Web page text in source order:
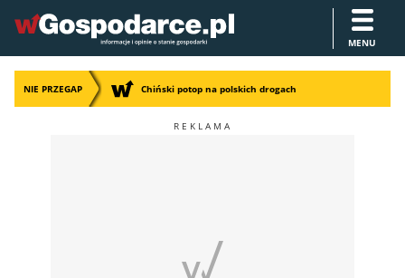
MENU
NIE PRZEGAP Chiński potop na polskich drogach